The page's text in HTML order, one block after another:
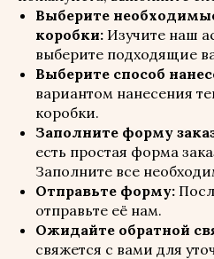
Выберите
коробки: Изучите наш
выберите подходящие
Выберите способ
вариантом нанесения
коробки.
Заполните форму
есть простая форма
Заполните все
Отправьте форму:
отправьте её нам.
Ожидайте обратной
свяжется с вами для